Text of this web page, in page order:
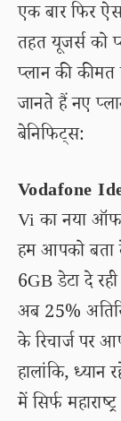
एक बार फिर
तहत यूजर्स को
प्लान की
जानते हैं नए
बेनिफिट्स:
Vodafone
Vi का नया
हम आपको बता
6GB डेटा दे
अब 25%
के रिचार्ज पर
हालांकि, ध्यान
में सिर्फ